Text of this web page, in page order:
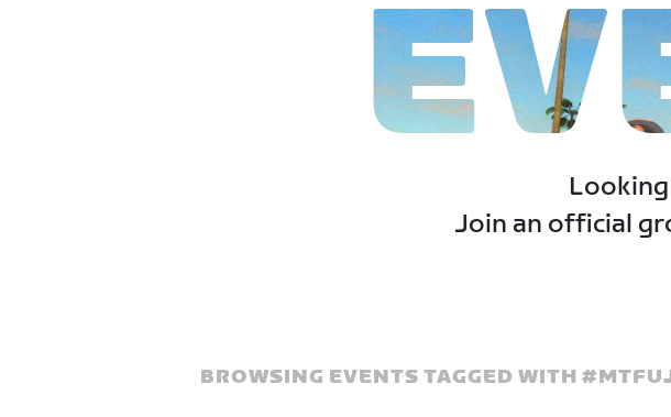
Join an official
BROWSING EVENTS TAGGED WITH #